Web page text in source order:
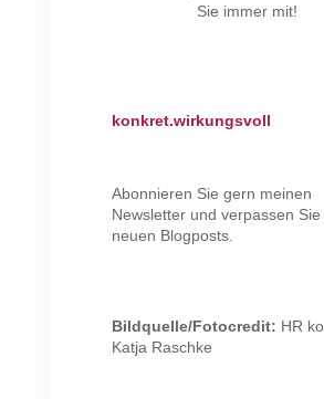
Sie immer mit!
konkret.wirkungsvoll
Abonnieren Sie gern meinen
Newsletter und verpassen Sie
neuen Blogposts.
Bildquelle/Fotocredit: HR
Katja Raschke